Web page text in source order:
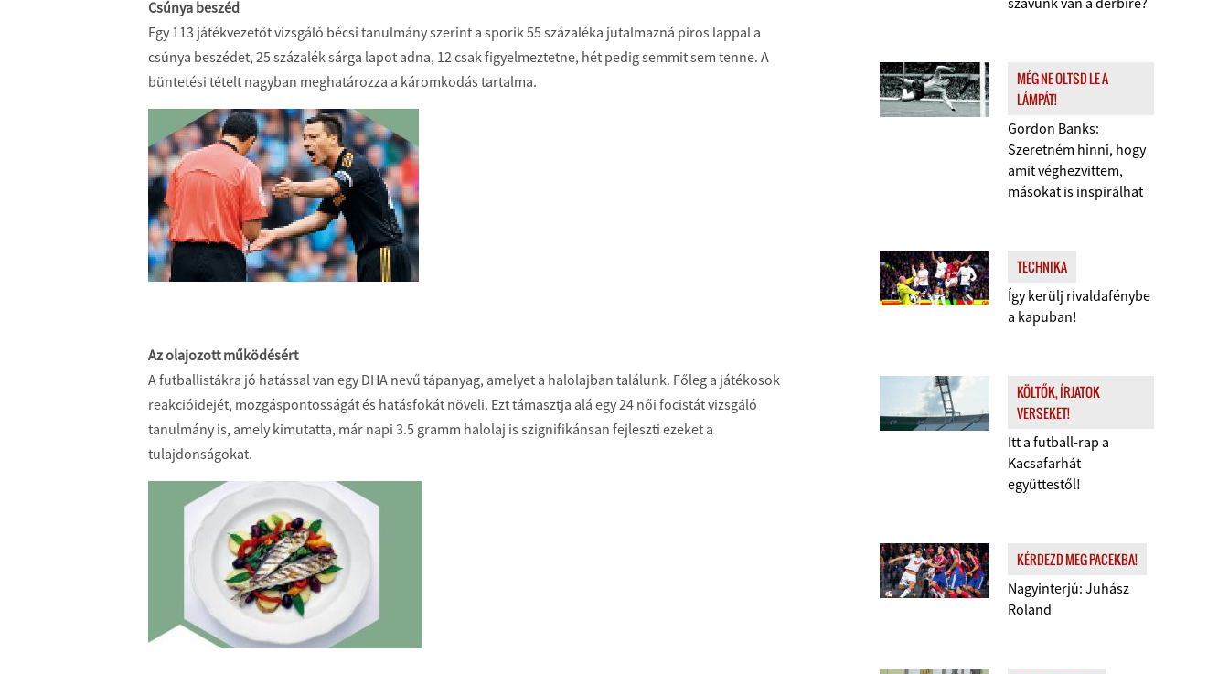
Csúnya beszéd
Egy 113 játékvezetőt vizsgáló bécsi tanulmány szerint a sporik 55 százaléka jutalmazná piros lappal a
csúnya beszédet, 25 százalék sárga lapot adna, 12 csak figyelmeztetne, hét pedig semmit sem tenne. A
büntetési tételt nagyban meghatározza a káromkodás tartalma.
Az olajozott működésért
A futballistákra jó hatással van egy DHA nevű tápanyag, amelyet a halolajban találunk. Főleg a játékosok
reakcióidejét, mozgáspontosságát és hatásfokát növeli. Ezt támasztja alá egy 24 női focistát vizsgáló
tanulmány is, amely kimutatta, már napi 3.5 gramm halolaj is szignifikánsan fejleszti ezeket a
tulajdonságokat.
MÉG NE OLTSD LE A
LÁMPÁT!
Gordon Banks:
Szeretném hinni, hogy
amit véghezvittem,
másokat is inspirálhat
TECHNIKA
Így kerülj rivaldafénybe
a kapuban!
KÖLTŐK, ÍRJATOK
VERSEKET!
Itt a futball-rap a
Kacsafarhát
együttestől!
KÉRDEZD MEG PACEKBA!
Nagyinterjú: Juhász
Roland